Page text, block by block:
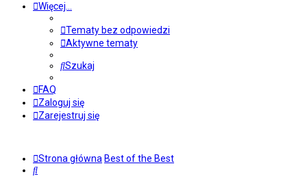
Więcej…
Tematy bez odpowiedzi
Aktywne tematy
Szukaj
FAQ
Zaloguj się
Zarejestruj się
Strona główna Best of the Best
Szukaj